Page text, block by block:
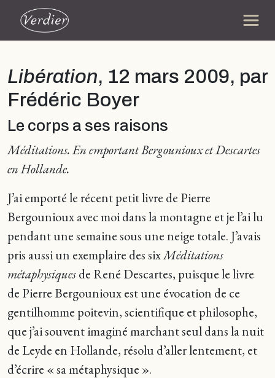
Libération, 12 mars 2009, par
Frédéric Boyer
Le corps a ses raisons
Méditations. En emportant Bergounioux et Descartes
en Hollande.
J’ai emporté le récent petit livre de Pierre
Bergounioux avec moi dans la montagne et je l’ai lu
pendant une semaine sous une neige totale. J’avais
pris aussi un exemplaire des sixMéditations
métaphysiquesde René Descartes, puisque le livre
de Pierre Bergounioux est une évocation de ce
gentilhomme poitevin, scientifique et philosophe,
que j’ai souvent imaginé marchant seul dans la nuit
de Leyde en Hollande, résolu d’aller lentement, et
d’écrire « sa métaphysique ».